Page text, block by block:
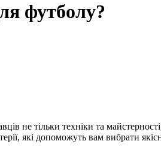
футболу?
не тільки техніки та
які допоможуть вам вибрати